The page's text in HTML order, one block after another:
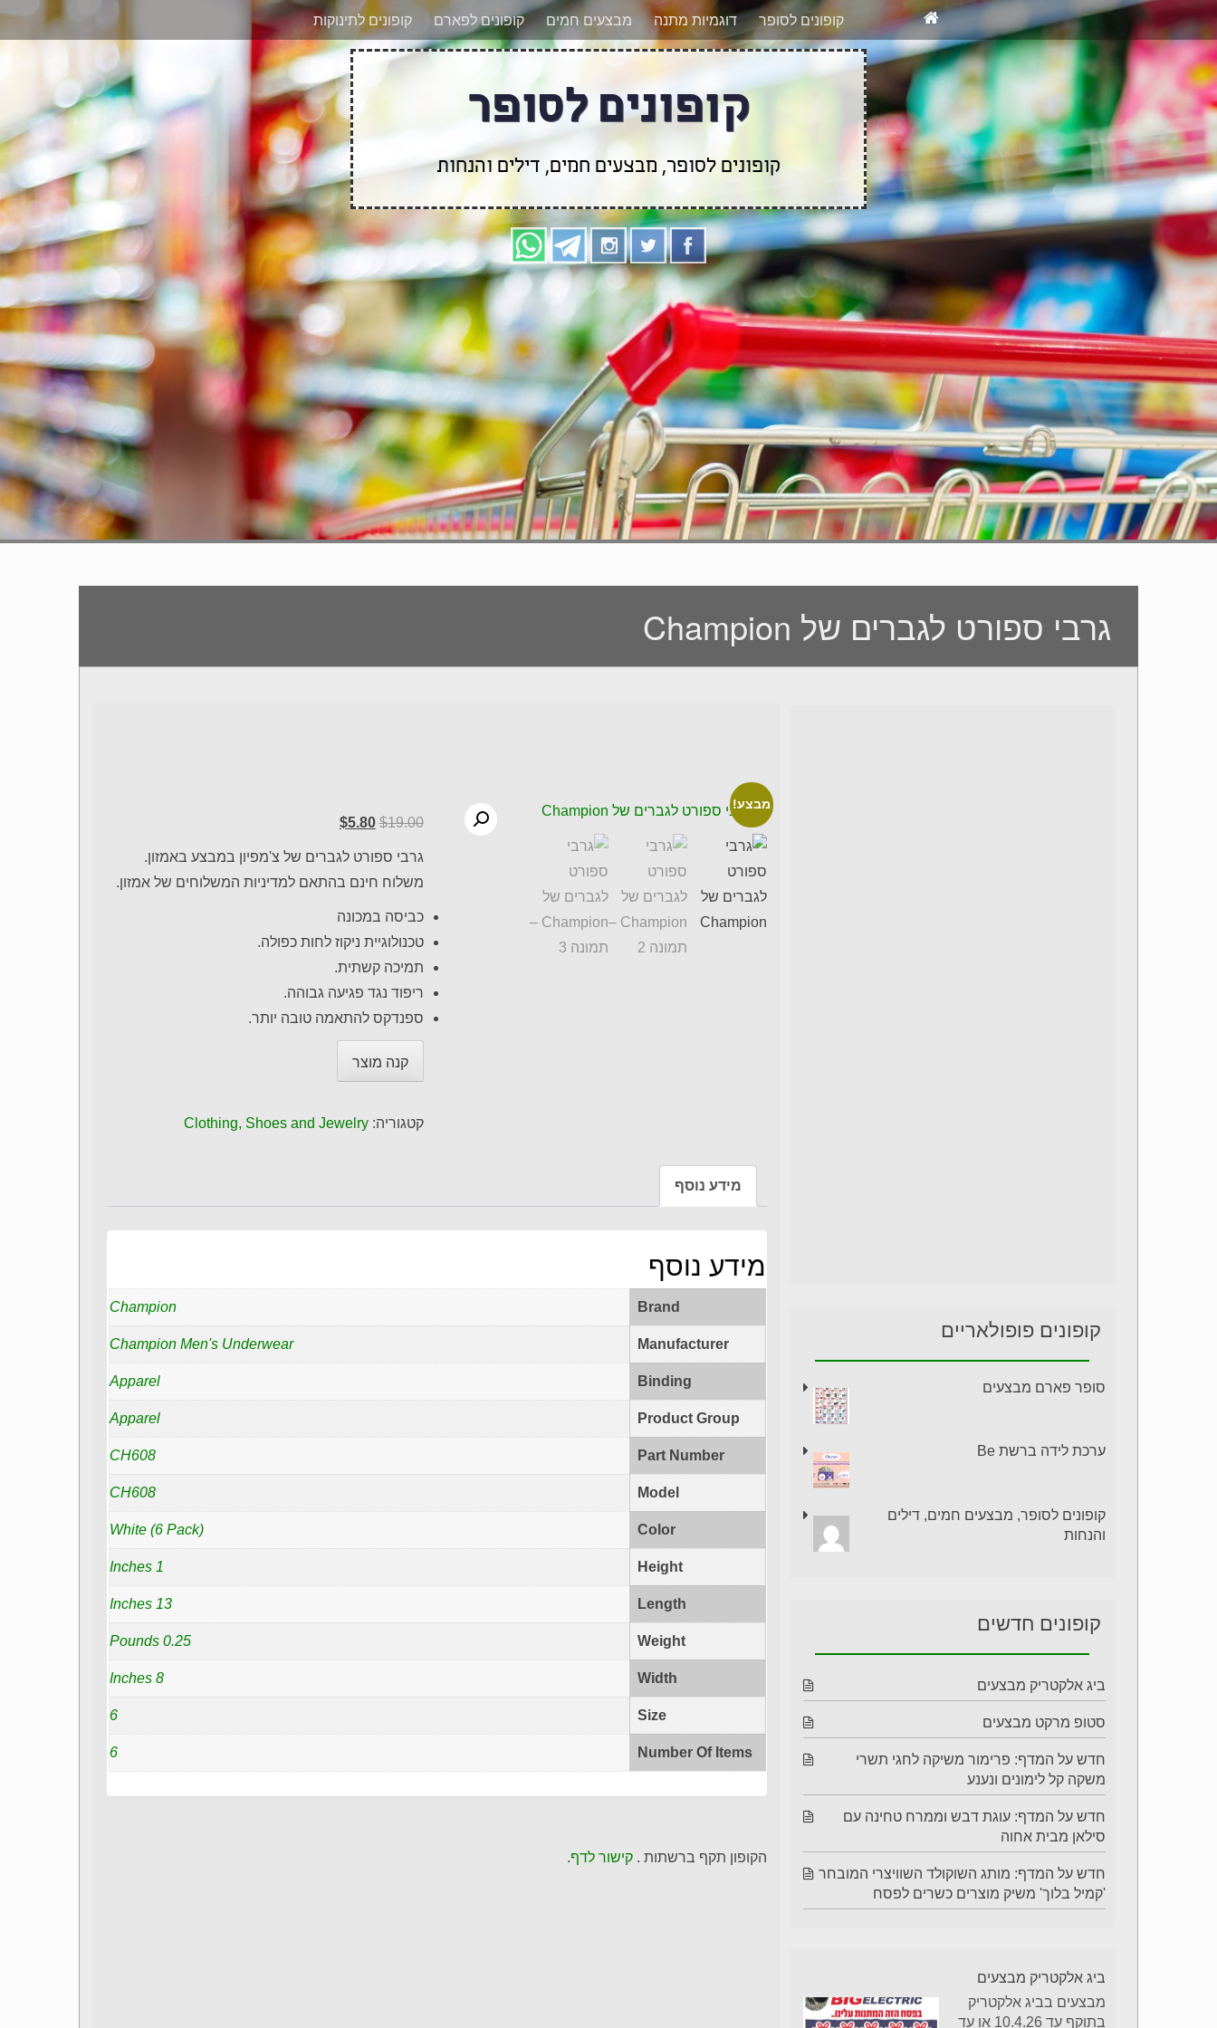
רוצים להישאר מעודכנים לגבי קופונים חדשים? הצטרפו אלינו גם בוואטסאפ קופונים לסופר דוגמיות מתנה מבצעים חמים קופונים לפארם קופונים לתינוקות
קופונים לסופר
קופונים לסופר, מבצעים חמים, דילים והנחות
גרבי ספורט לגברים של Champion
מבצע!
$19.00
המחיר
המקורי
$5.80 המחיר
גרבי ספורט לגברים של צ'מפיון במבצע באמזון.
משלוח חינם בהתאם למדיניות המשלוחים של אמזון.
כביסה במכונה
טכנולוגיית ניקוז לחות כפולה.
תמיכה קשתית.
ריפוד נגד פגיעה גבוהה.
ספנדקס להתאמה טובה יותר.
קנה מוצר
קטגוריה:Clothing, Shoes and Jewelry
מידע נוסף
מידע נוסף
Brand
Champion
Manufacturer
Champion Men's Underwear
Binding
Apparel
Product Group
Apparel
Part Number
CH608
Model
CH608
Color
White (6 Pack)
Height
1 Inches
Length
13 Inches
Weight
0.25 Pounds
Width
8 Inches
Size
6
Number Of Items
6
הקופון תקף ברשתות .קישור לדף.
קופונים פופולאריים
סופר פארם מבצעים
ערכת לידה ברשת Be
קופונים לסופר, מבצעים חמים, דילים
והנחות
קופונים חדשים
ביג אלקטריק מבצעים
סטופ מרקט מבצעים
חדש על המדף: פרימור משיקה לחגי תשרי
משקה קל לימונים ונענע
חדש על המדף: עוגת דבש וממרח טחינה עם
סילאן מבית אחוה
חדש על המדף: מותג השוקולד השוויצרי המובחר
'קמיל בלוך' משיק מוצרים כשרים לפסח
ביג אלקטריק מבצעים
מבצעים בביג אלקטריק
בתוקף עד 10.4.26 או עד